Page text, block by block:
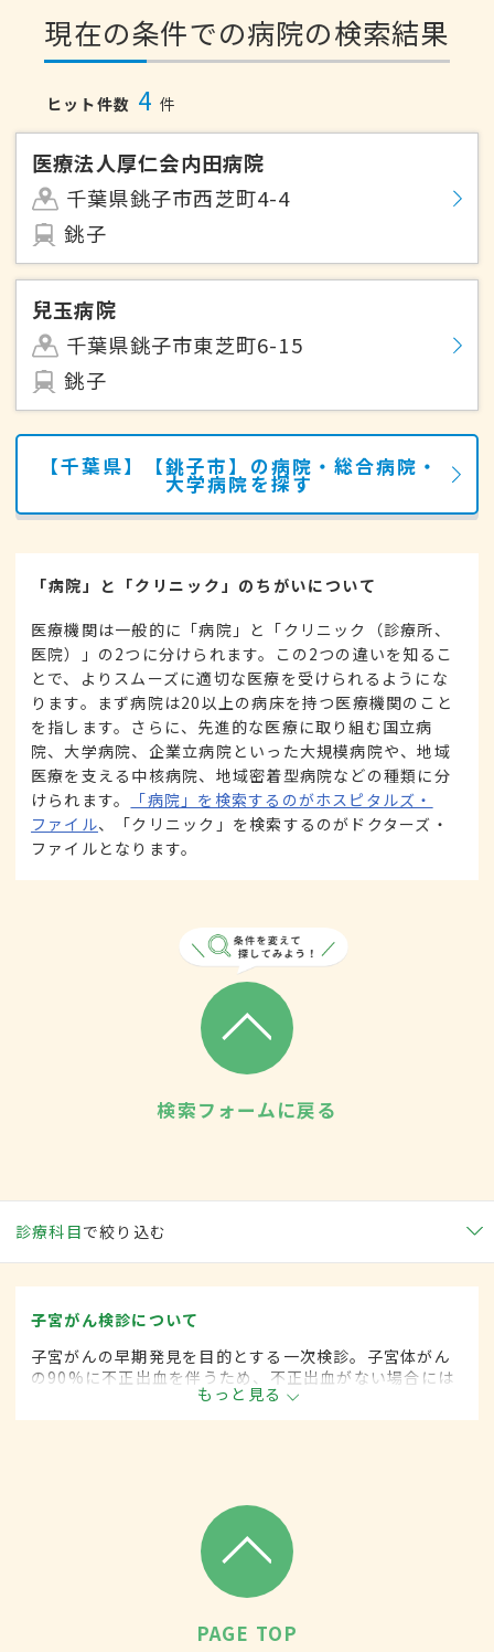
現在の条件での病院の検索結果
ヒット件数 4 件
医療法人厚仁会内田病院
千葉県銚子市西芝町4-4
銚子
兒玉病院
千葉県銚子市東芝町6-15
銚子
【千葉県】【銚子市】の病院・総合病院・
大学病院を探す
「病院」と「クリニック」のちがいについて
医療機関は一般的に「病院」と「クリニック（診療所、
医院）」の2つに分けられます。この2つの違いを知るこ
とで、よりスムーズに適切な医療を受けられるようにな
ります。まず病院は20以上の病床を持つ医療機関のこと
を指します。さらに、先進的な医療に取り組む国立病
院、大学病院、企業立病院といった大規模病院や、地域
医療を支える中核病院、地域密着型病院などの種類に分
けられます。
「病院」を検索するのがホスピタルズ・
ファイル、「クリニック」を検索するのがドクターズ・
ファイルとなります。
検索フォームに戻る
診療科目で絞り込む
子宮がん検診について
子宮がんの早期発見を目的とする一次検診。子宮体がん
の90%に不正出血を伴うため、不正出血がない場合には
子宮頚がんの検診のみで終わることもある。問診、視
診、細胞診、内診のほか、必要に応じてコルポスコープ
もっと見る
PAGE TOP